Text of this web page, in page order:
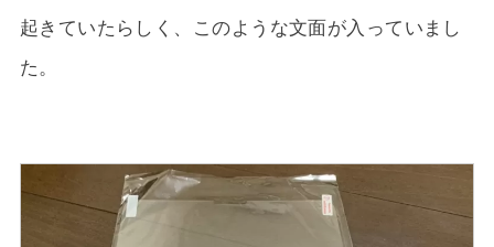
起きていたらしく、このような文面が入っていまし
た。